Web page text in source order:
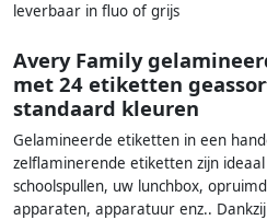
leverbaar in fluo of grijs
Avery Family
met 24 etiketten
standaard kleuren
Gelamineerde etiketten in een
zelflaminerende etiketten zijn
schoolspullen, uw lunchbox,
apparaten, apparatuur enz..